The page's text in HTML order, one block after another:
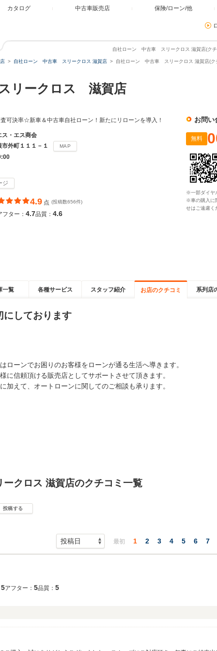
カタログ 中古車販売店 保険/ローン/他
自社ローン 中古車 スリークロス 滋賀店(クチ
自社ローン 中古車 スリークロス 滋賀店 自社ローン 中古車 スリークロス 滋賀店(ク
リークロス 滋賀店
可決率☆新車＆中古車自社ローン！新たにリローンを導入！
ス・エス商会
外町１１１－１
MAP
ジ
4.9 点 (投稿数656件)
フター： 4.7品質： 4.6
お問い
無料
※一部ダイヤ
※車の購入に
せはご遠慮く
一覧 各種サービス スタッフ紹介 お店のクチコミ 系列店
にしております
ローンでお困りのお客様をローンが通る生活へ導きます。
に信頼頂ける販売店としてサポートさせて頂きます。
加えて、オートローンに関してのご相談も承ります。
クロス 滋賀店のクチコミ一覧
投稿する
最初 1 2 3 4 5 6 7
5アフター： 5品質： 5